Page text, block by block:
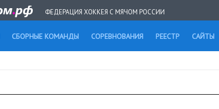
ФЕДЕРАЦИЯ ХОККЕЯ С МЯЧОМ РОССИИ
СБОРНЫЕ КОМАНДЫ СОРЕВНОВАНИЯ РЕЕСТР САЙТЫ